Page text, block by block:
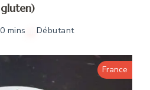
gluten)
mins Débutant
France